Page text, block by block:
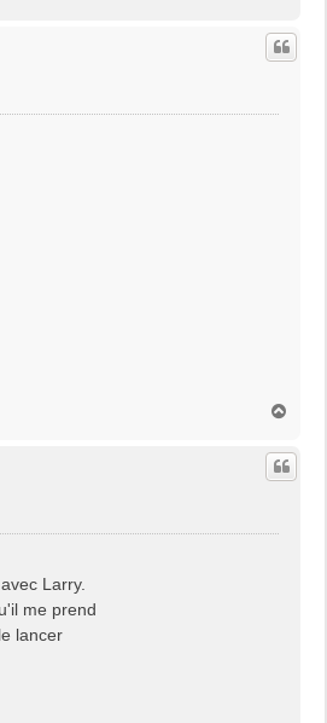
u
u
Larry.
me prend
lancer